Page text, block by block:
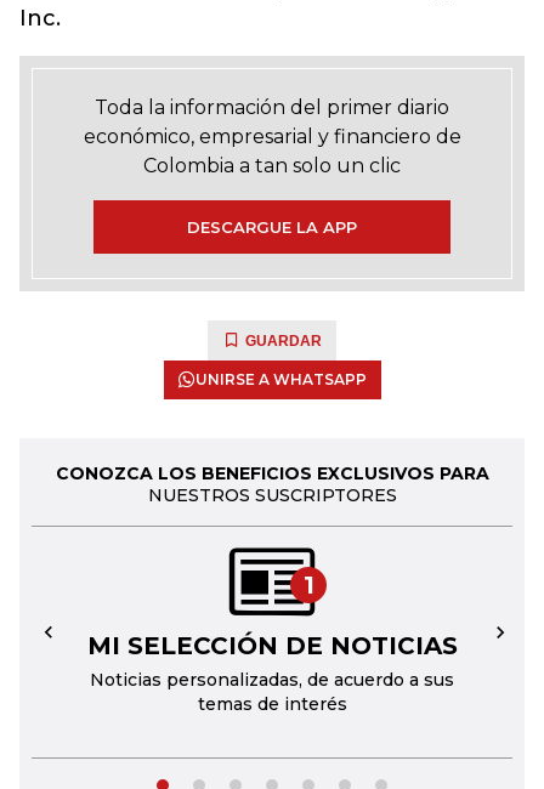
Inc.
Toda la información del primer diario
económico, empresarial y financiero de
Colombia a tan solo un clic
DESCARGUE LA APP
GUARDAR
UNIRSE A WHATSAPP
CONOZCA LOS BENEFICIOS EXCLUSIVOS PARA
NUESTROS SUSCRIPTORES
1
MI SELECCIÓN DE NOTICIAS
Noticias personalizadas, de acuerdo a sus
temas de interés
← →